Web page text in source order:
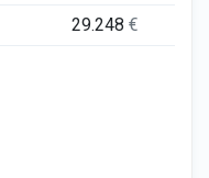
29.248€